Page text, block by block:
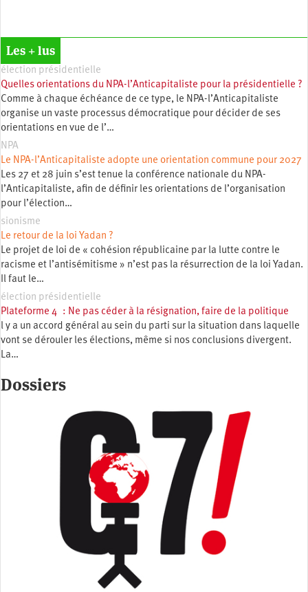
Les + lus
élection présidentielle
Quelles orientations du NPA-l’Anticapitaliste pour la présidentielle ?
Comme à chaque échéance de ce type, le NPA-l’Anticapitaliste
organise un vaste processus démocratique pour décider de ses
orientations en vue de l’…
NPA
Le NPA-l’Anticapitaliste adopte une orientation commune pour 2027
Les 27 et 28 juin s’est tenue la conférence nationale du NPA-
l’Anticapitaliste, afin de définir les orientations de l’organisation
pour l’élection…
sionisme
Le retour de la loi Yadan ?
Le projet de loi de « cohésion républicaine par la lutte contre le
racisme et l’antisémitisme » n’est pas la résurrection de la loi Yadan.
Il faut le…
élection présidentielle
Plateforme 4 : Ne pas céder à la résignation, faire de la politique
l y a un accord général au sein du parti sur la situation dans laquelle
vont se dérouler les élections, même si nos conclusions divergent.
La…
Dossiers